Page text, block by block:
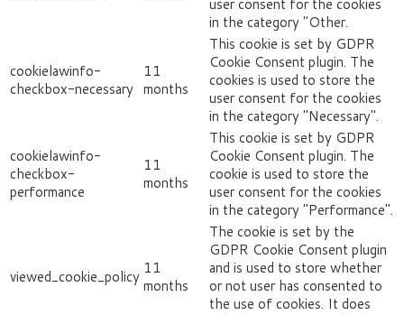
user consent for the cookies
in the category "Other.
cookielawinfo-
checkbox-necessary
11
months
This cookie is set by GDPR
Cookie Consent plugin. The
cookies is used to store the
user consent for the cookies
in the category "Necessary".
cookielawinfo-
checkbox-
performance
11
months
This cookie is set by GDPR
Cookie Consent plugin. The
cookie is used to store the
user consent for the cookies
in the category "Performance".
viewed_cookie_policy 11
months
The cookie is set by the
GDPR Cookie Consent plugin
and is used to store whether
or not user has consented to
the use of cookies. It does